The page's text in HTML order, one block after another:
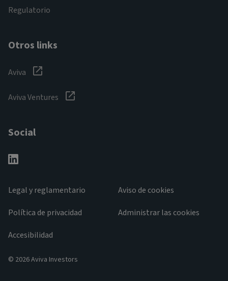
Regulatorio
Otros links
Aviva
Aviva Ventures
Social
Legal y reglamentario
Política de privacidad
Accesibilidad
Aviso de cookies
Administrar las cookies
© 2026 Aviva Investors